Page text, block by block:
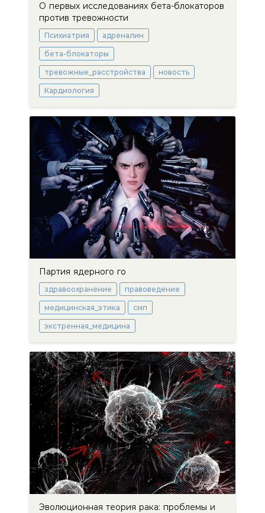
О первых исследованиях бета-блокаторов
против тревожности
Психиатрия адреналин
бета-блокаторы
тревожные_расстройства новость
Кардиология
Партия ядерного го
здравоохранение правоведение
медицинская_этика смп
экстренная_медицина
Эволюционная теория рака: проблемы и